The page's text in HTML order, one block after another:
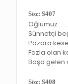
Söz: S407
Oğlumuz
Sünnetçi
Pazara
Fazla olan
Başa gelen
Söz: S408